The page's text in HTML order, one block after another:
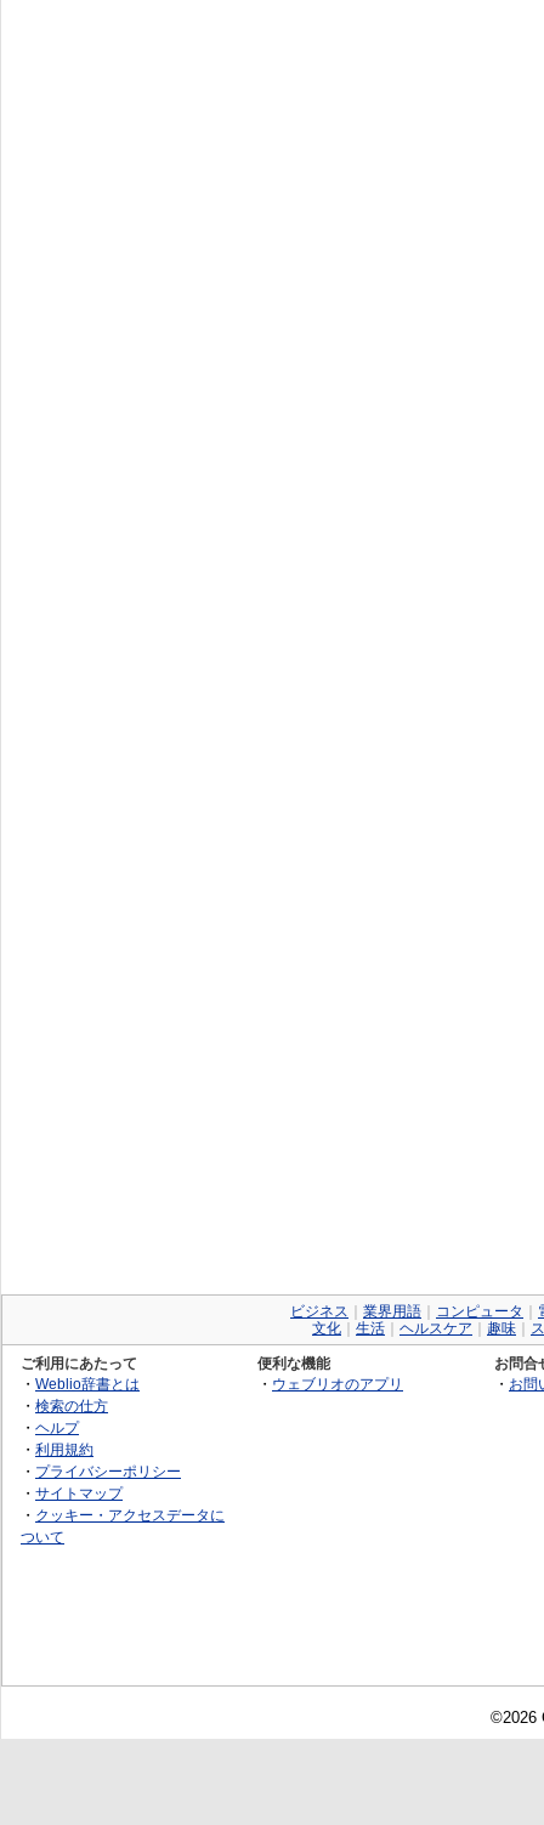
ビジネス 業界用語 コンピュータ
文化
生活 ヘルスケア 趣味
ご利用にあたって
・ Weblio辞書とは
・ 検索の仕方
・ ヘルプ
・ 利用規約
・ プライバシーポリシー
・ サイトマップ
・ クッキー・アクセスデータに
ついて
便利な機能
・ ウェブリオのアプリ
お問合
・ お問
©2026